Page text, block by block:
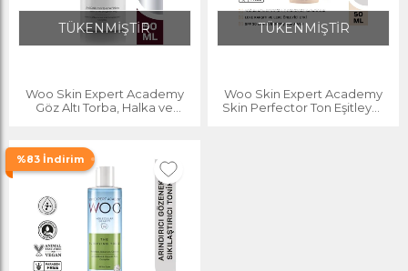
TÜKENMİŞTİR
Woo Skin Expert Academy
Göz Altı Torba, Halka ve
Kırışıklık Önleyici
TÜKENMİŞTİR
Woo Skin Expert Academy
Skin Perfector Ton Eşitleyici
%83 İndirim